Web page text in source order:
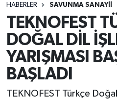
HABERLER SAVUNMA SANAYII
TEKNOFEST
DOĞAL DİL
YARIŞMASI
BAŞLADI
TEKNOFEST Türkçe Doğal